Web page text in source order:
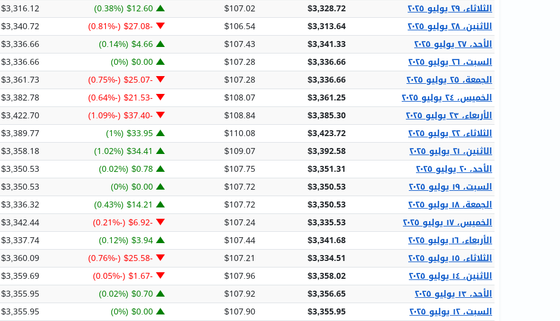
الثلاثاء، ٢٩ يوليو ٢٠٢٥
$3,328.72
$107.02
$3,316.12
الاثنين، ٢٨ يوليو ٢٠٢٥
$3,313.64
$106.54
-$27.08 (-0.81%)
$3,340.72
الأحد، ٢٧ يوليو ٢٠٢٥
$3,341.33
$107.43
$3,336.66
السبت، ٢٦ يوليو ٢٠٢٥
$3,336.66
$107.28
$3,336.66
الجمعة، ٢٥ يوليو ٢٠٢٥
$3,336.66
$107.28
-$25.07 (-0.75%)
$3,361.73
الخميس، ٢٤ يوليو ٢٠٢٥
$3,361.25
$108.07
-$21.53 (-0.64%)
$3,382.78
الأربعاء، ٢٣ يوليو ٢٠٢٥
$3,385.30
$108.84
-$37.40 (-1.09%)
$3,422.70
الثلاثاء، ٢٢ يوليو ٢٠٢٥
$3,423.72
$110.08
$3,389.77
الاثنين، ٢١ يوليو ٢٠٢٥
$3,392.58
$109.07
$3,358.18
الأحد، ٢٠ يوليو ٢٠٢٥
$3,351.31
$107.75
$3,350.53
السبت، ١٩ يوليو ٢٠٢٥
$3,350.53
$107.72
$3,350.53
الجمعة، ١٨ يوليو ٢٠٢٥
$3,350.53
$107.72
$3,336.32
الخميس، ١٧ يوليو ٢٠٢٥
$3,335.53
$107.24
-$6.92 (-0.21%)
$3,342.44
الأربعاء، ١٦ يوليو ٢٠٢٥
$3,341.68
$107.44
$3,337.74
الثلاثاء، ١٥ يوليو ٢٠٢٥
$3,334.51
$107.21
-$25.58 (-0.76%)
$3,360.09
الاثنين، ١٤ يوليو ٢٠٢٥
$3,358.02
$107.96
-$1.67 (-0.05%)
$3,359.69
الأحد، ١٣ يوليو ٢٠٢٥
$3,356.65
$107.92
$3,355.95
السبت، ١٢ يوليو ٢٠٢٥
$3,355.95
$107.90
$3,355.95